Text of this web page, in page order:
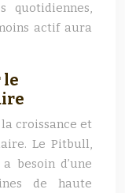
quotidiennes,
actif aura
le
croissance et
Le Pitbull,
besoin d’une
de haute